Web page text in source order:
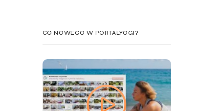
CO NOWEGO W PORTALYOGI?